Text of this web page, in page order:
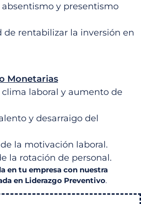
y presentismo
de rentabilizar la inversión en
Monetarias
laboral y aumento de
y desarraigo del
la motivación laboral.
la rotación de personal.
en tu empresa con nuestra
en Liderazgo Preventivo.